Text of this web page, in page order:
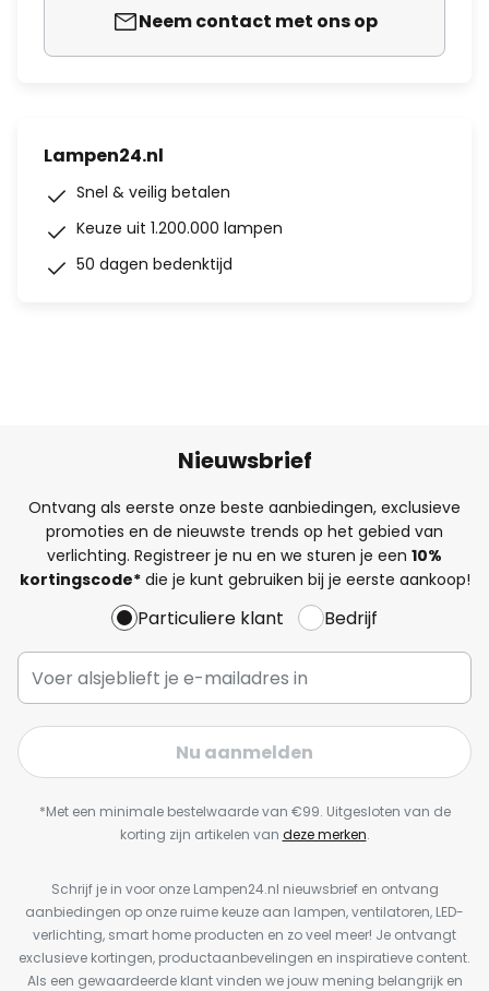
Neem contact met ons op
Lampen24.nl
Snel & veilig betalen
Keuze uit 1.200.000 lampen
50 dagen bedenktijd
Nieuwsbrief
Ontvang als eerste onze beste aanbiedingen, exclusieve
promoties en de nieuwste trends op het gebied van
verlichting. Registreer je nu en we sturen je een 10%
kortingscode*die je kunt gebruiken bij je eerste aankoop!
Particuliere klant Bedrijf
Nu aanmelden
*Met een minimale bestelwaarde van €99. Uitgesloten van de
korting zijn artikelen van deze merken.
Schrijf je in voor onze Lampen24.nl nieuwsbrief en ontvang
aanbiedingen op onze ruime keuze aan lampen, ventilatoren, LED-
verlichting, smart home producten en zo veel meer! Je ontvangt
exclusieve kortingen, productaanbevelingen en inspiratieve content.
Als een gewaardeerde klant vinden we jouw mening belangrijk en